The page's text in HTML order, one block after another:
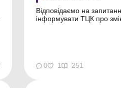
Відповідаємо на
інформувати ТЦК про
Вважаємо, що
0 1 251